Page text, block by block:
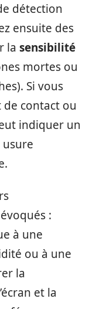
détection
ensuite des
la sensibilité
mortes ou
Si vous
contact ou
indiquer un
:
à une
ou à une
la
et la